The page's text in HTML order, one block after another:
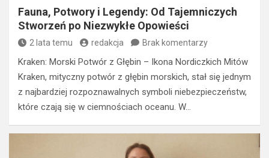
Fauna, Potwory i Legendy: Od Tajemniczych
Stworzeń po Niezwykłe Opowieści
2 lata temu redakcja Brak komentarzy
Kraken: Morski Potwór z Głębin – Ikona Nordiczkich Mitów
Kraken, mityczny potwór z głębin morskich, stał się jednym
z najbardziej rozpoznawalnych symboli niebezpieczeństw,
które czają się w ciemnościach oceanu. W…